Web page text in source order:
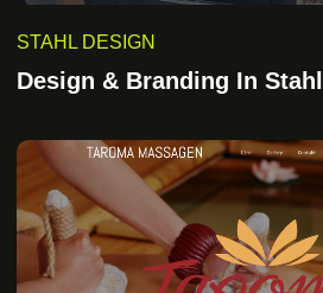
STAHL DESIGN
Design & Branding In Stahl